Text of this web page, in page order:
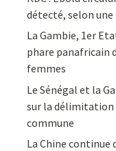
détecté, selon une
La Gambie, 1er
phare panafricain
femmes
Le Sénégal et la
sur la délimitation
commune
La Chine continue